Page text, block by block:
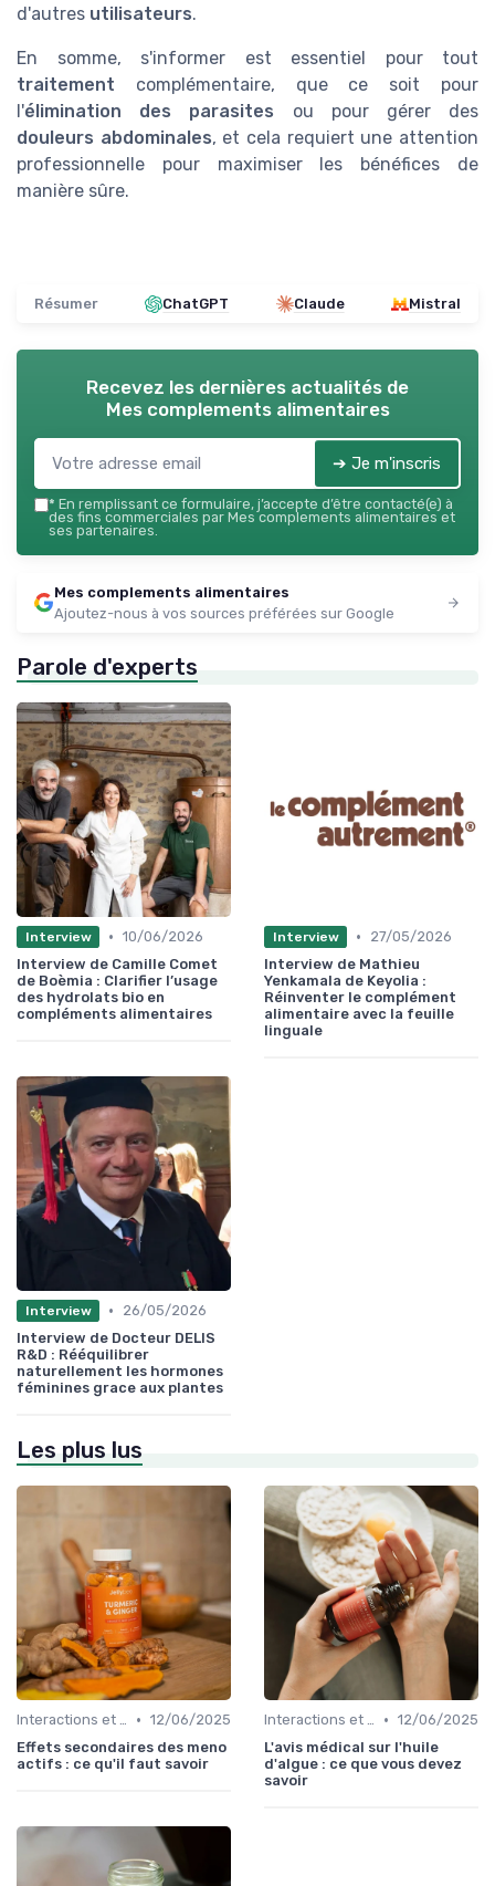
d'autres utilisateurs.
En somme, s'informer est essentiel pour tout
traitement complémentaire, que ce soit pour
l'élimination des parasites ou pour gérer des
douleurs abdominales, et cela requiert une attention
professionnelle pour maximiser les bénéfices de
manière sûre.
Résumer ChatGPT Claude Mistral
Recevez les dernières actualités de
Mes complements alimentaires
➔ Je m'inscris
* En remplissant ce formulaire, j’accepte d’être contacté(e) à
des fins commerciales par Mes complements alimentaires et
ses partenaires.
Mes complements alimentaires
Ajoutez-nous à vos sources préférées sur Google
Parole d'experts
Interview • 10/06/2026
Interview de Camille Comet
de Boèmia : Clarifier l’usage
des hydrolats bio en
compléments alimentaires
Interview •
27/05/2026
Interview de Mathieu
Yenkamala de Keyolia :
Réinventer le complément
alimentaire avec la feuille
linguale
Interview •
26/05/2026
Interview de Docteur DELIS
R&D : Rééquilibrer
naturellement les hormones
féminines grace aux plantes
Les plus lus
Interactions et contre-indications • 12/06/2025
Effets secondaires des meno
actifs : ce qu'il faut savoir
Interactions et contre-indications • 12/06/2025
L'avis médical sur l'huile
d'algue : ce que vous devez
savoir